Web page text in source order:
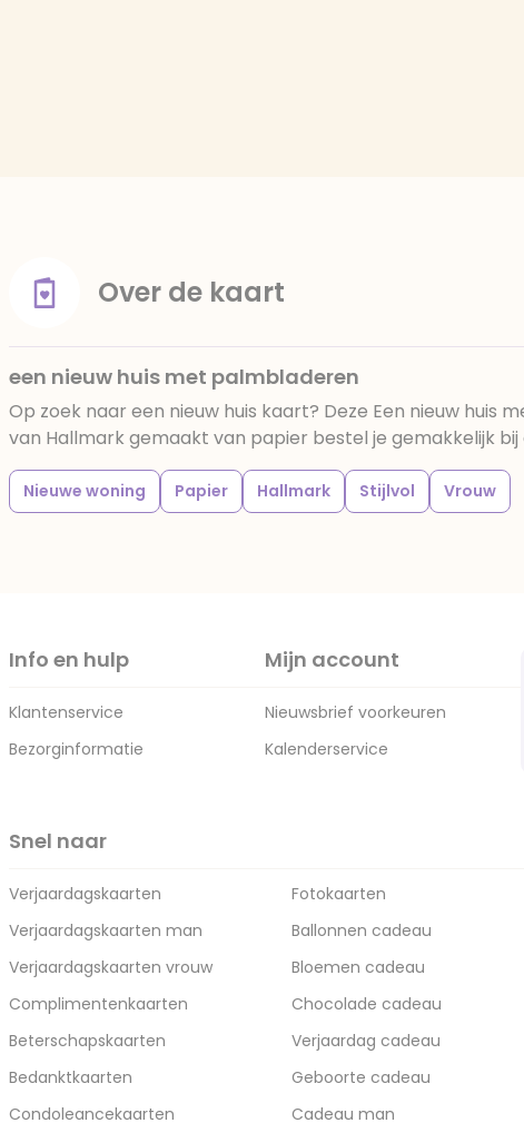
Over de kaart
een nieuw huis met palmbladeren
Op zoek naar een nieuw huis kaart? Deze Een nieuw huis
van Hallmark gemaakt van papier bestel je gemakkelijk bij
Nieuwe woning Papier Hallmark Stijlvol Vrouw
Info en hulp
Klantenservice
Bezorginformatie
Mijn account
Nieuwsbrief voorkeuren
Kalenderservice
Snel naar
Verjaardagskaarten
Verjaardagskaarten man
Verjaardagskaarten vrouw
Complimentenkaarten
Beterschapskaarten
Bedanktkaarten
Condoleancekaarten
Fotokaarten
Ballonnen cadeau
Bloemen cadeau
Chocolade cadeau
Verjaardag cadeau
Geboorte cadeau
Cadeau man